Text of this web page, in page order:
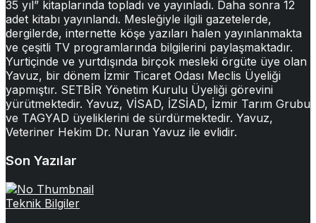
35 yıl” kitaplarında topladı ve yayınladı. Daha sonra 12
adet kitabı yayınlandı. Mesleğiyle ilgili gazetelerde,
dergilerde, internette köşe yazıları halen yayınlanmakta
ve çeşitli TV programlarında bilgilerini paylaşmaktadır.
Yurtiçinde ve yurtdışında birçok mesleki örgüte üye olan
Yavuz, bir dönem İzmir Ticaret Odası Meclis Üyeliği
yapmıştır. SETBİR Yönetim Kurulu Üyeliği görevini
yürütmektedir. Yavuz, VİSAD, İZSİAD, İzmir Tarım Grubu
ve TAGYAD üyeliklerini de sürdürmektedir. Yavuz,
Veteriner Hekim Dr. Nuran Yavuz ile evlidir.
Son Yazılar
Teknik Bilgiler